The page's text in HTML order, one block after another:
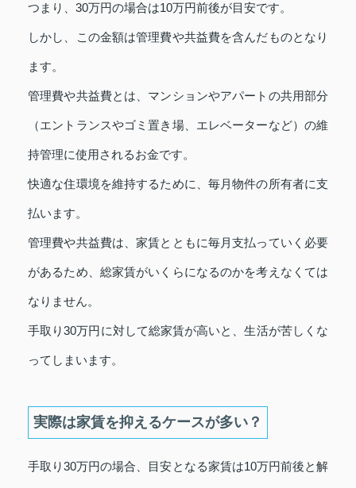
つまり、30万円の場合は10万円前後が目安です。
しかし、この金額は管理費や共益費を含んだものとなり
ます。
管理費や共益費とは、マンションやアパートの共用部分
（エントランスやゴミ置き場、エレベーターなど）の維
持管理に使用されるお金です。
快適な住環境を維持するために、毎月物件の所有者に支
払います。
管理費や共益費は、家賃とともに毎月支払っていく必要
があるため、総家賃がいくらになるのかを考えなくては
なりません。
手取り30万円に対して総家賃が高いと、生活が苦しくな
ってしまいます。
実際は家賃を抑えるケースが多い？
手取り30万円の場合、目安となる家賃は10万円前後と解